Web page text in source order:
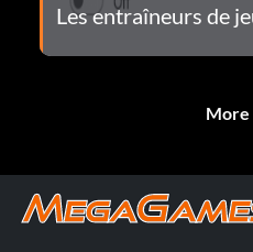
Les entraîneurs de
More